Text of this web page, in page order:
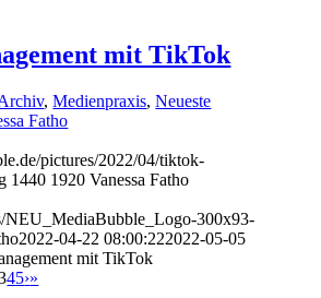
mit TikTok
,Medienpraxis,Neueste
Fatho
pictures/2022/04/tiktok-
1440 1920 Vanessa Fatho
NEU_MediaBubble_Logo-300x93-
2022-04-22 08:00:222022-05-05
mit TikTok
45›»